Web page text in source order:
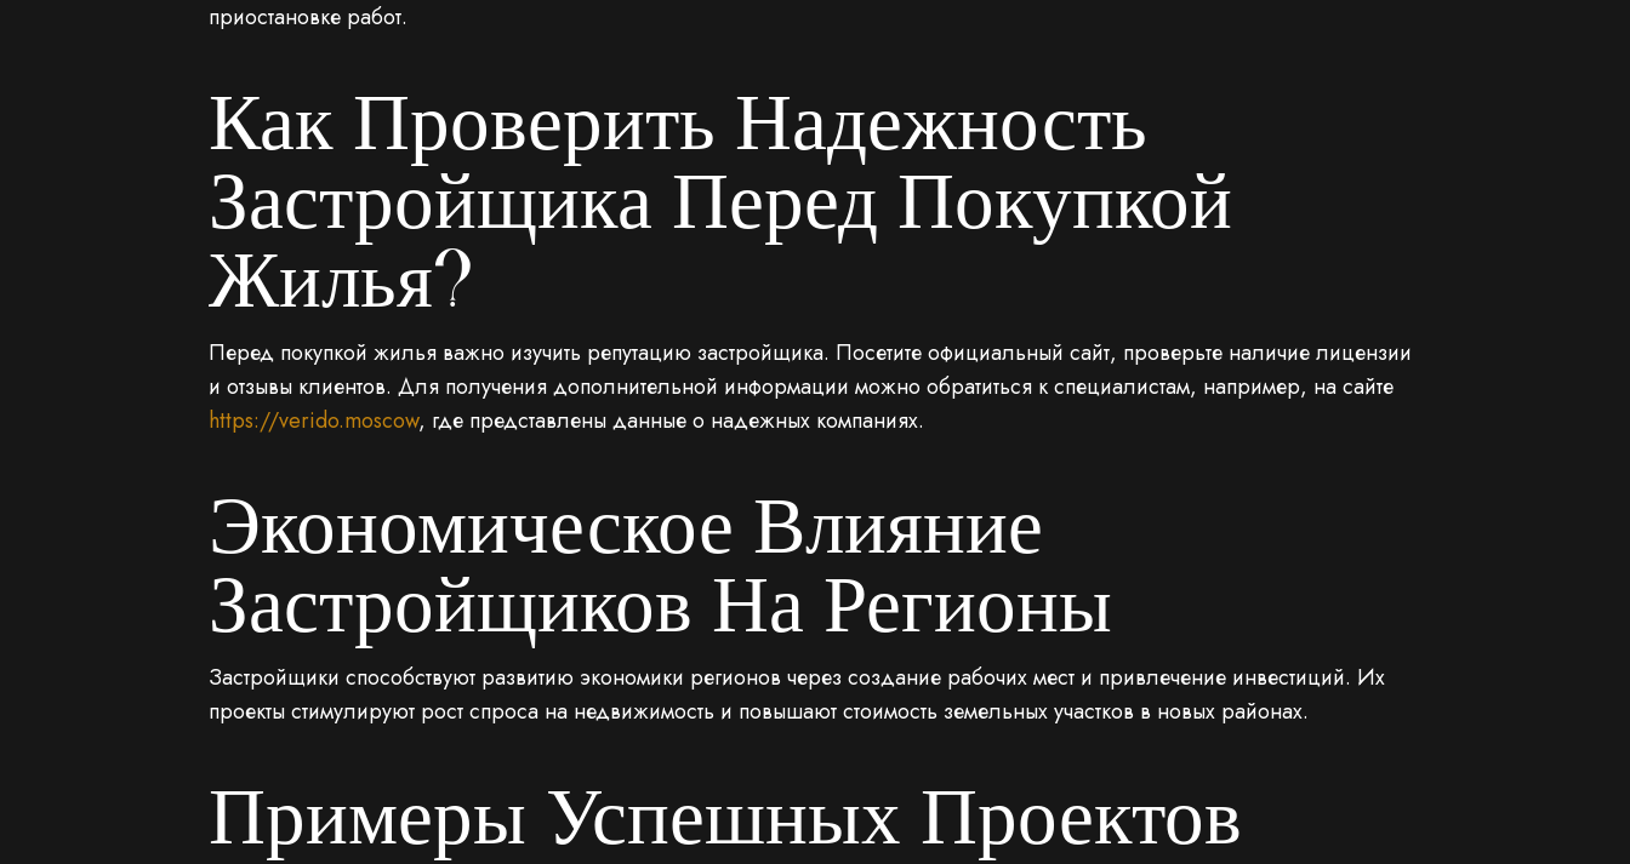
приостановке работ.
Как Проверить Надежность
Застройщика Перед Покупкой
Жилья?
Перед покупкой жилья важно изучить репутацию застройщика. Посетите официальный сайт, проверьте наличие лицензии
и отзывы клиентов. Для получения дополнительной информации можно обратиться к специалистам, например, на сайте
https://verido.moscow, где представлены данные о надежных компаниях.
Экономическое Влияние
Застройщиков На Регионы
Застройщики способствуют развитию экономики регионов через создание рабочих мест и привлечение инвестиций. Их
проекты стимулируют рост спроса на недвижимость и повышают стоимость земельных участков в новых районах.
Примеры Успешных Проектов